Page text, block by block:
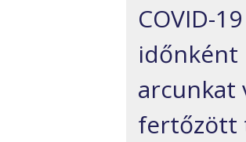
COVID-
időnként
arcunkat
fertőzött